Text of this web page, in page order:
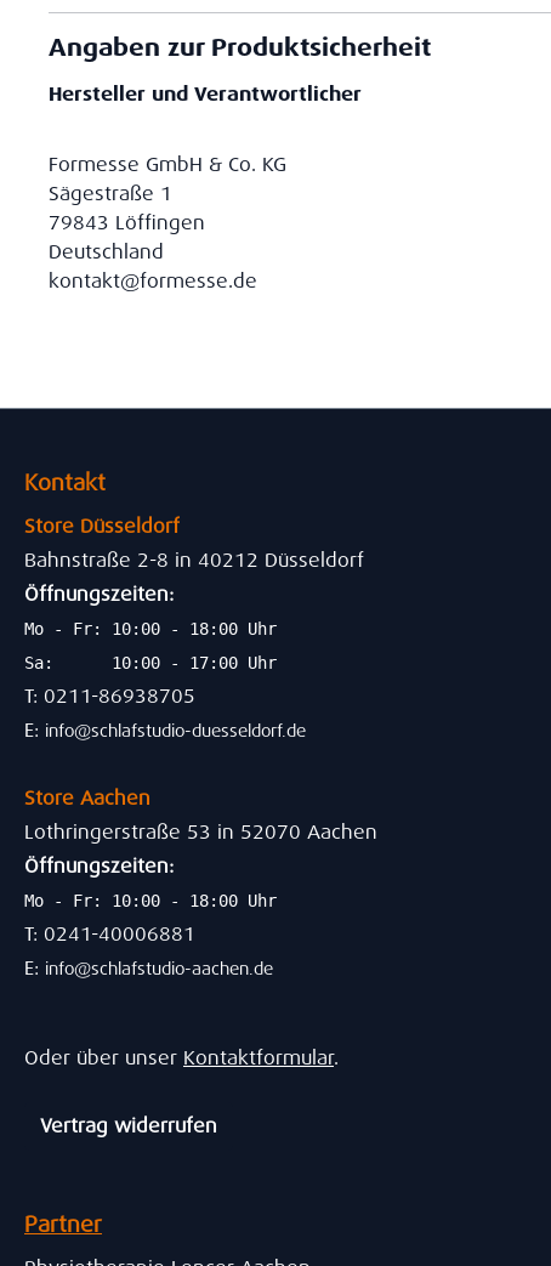
Angaben zur Produktsicherheit
Hersteller und Verantwortlicher
Formesse GmbH & Co. KG
Sägestraße 1
79843 Löffingen
Deutschland
kontakt@formesse.de
Kontakt
Store Düsseldorf
Bahnstraße 2-8 in 40212 Düsseldorf
Öffnungszeiten:
Mo - Fr: 10:00 - 18:00 Uhr
Sa: 10:00 - 17:00 Uhr
T: 0211-86938705
E: info@schlafstudio-duesseldorf.de
Store Aachen
Lothringerstraße 53 in 52070 Aachen
Öffnungszeiten:
Mo - Fr: 10:00 - 18:00 Uhr
T: 0241-40006881
E: info@schlafstudio-aachen.de
Oder über unser Kontaktformular.
Vertrag widerrufen
Partner